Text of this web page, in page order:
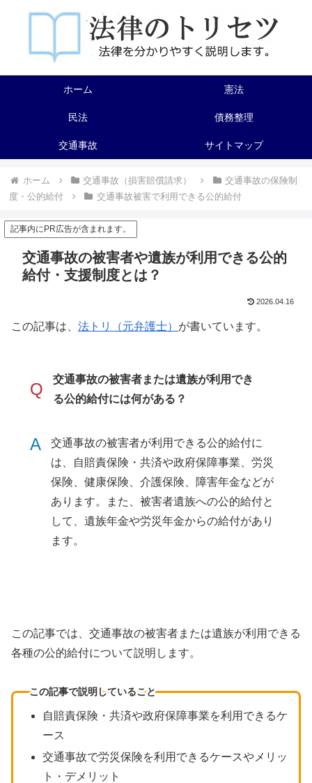
ホーム 憲法
民法 債務整理
交通事故 サイトマップ
ホーム 交通事故（損害賠償請求）
交通事故の保険制
度・公的給付
交通事故被害で利用できる公的給付
記事内にPR広告が含まれます。
交通事故の被害者や遺族が利用できる公的
給付・支援制度とは？
2026.04.16
この記事は、 法トリ（元弁護士） が書いています。
Q
交通事故の被害者または遺族が利用でき
る公的給付には何がある？
A
交通事故の被害者が利用できる公的給付に
は、自賠責保険・共済や政府保障事業、労災
保険、健康保険、介護保険、障害年金などが
あります。また、被害者遺族への公的給付と
して、遺族年金や労災年金からの給付があり
ます。
この記事では、交通事故の被害者または遺族が利用できる
各種の公的給付について説明します。
この記事で説明していること
自賠責保険・共済や政府保障事業を利用できるケ
ース
交通事故で労災保険を利用できるケースやメリッ
ト・デメリット